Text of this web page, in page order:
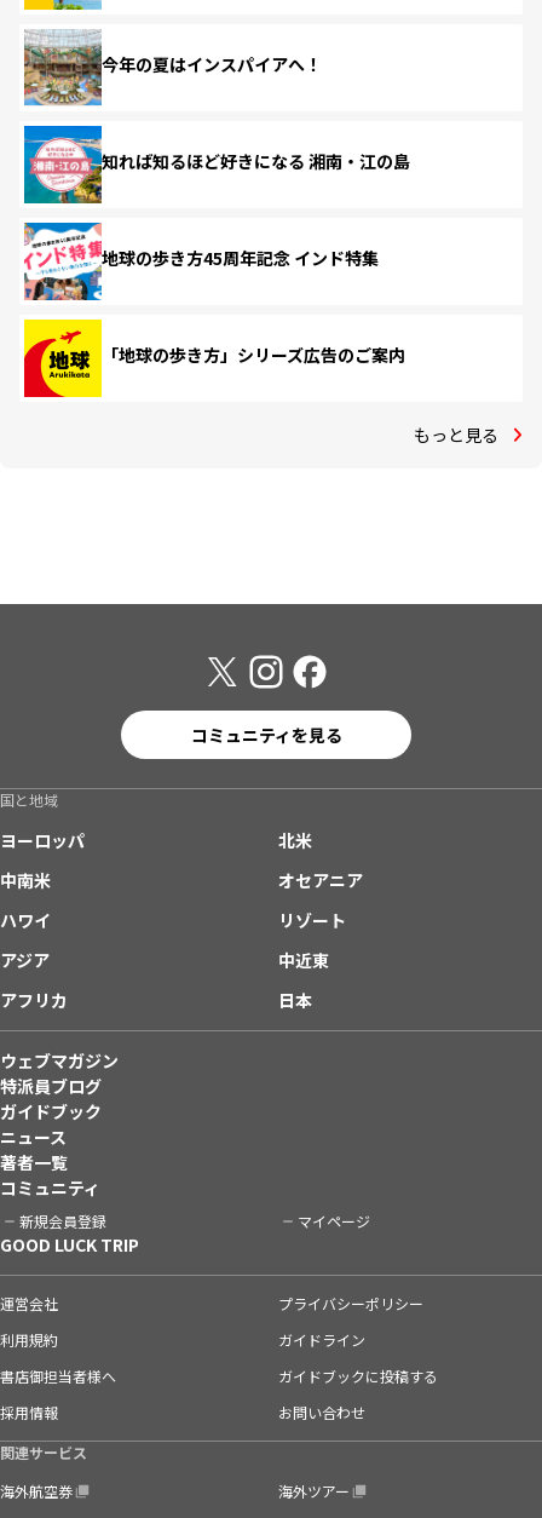
今年の夏はインスパイアへ！
知れば知るほど好きになる 湘南・江の島
地球の歩き方45周年記念 インド特集
「地球の歩き方」シリーズ広告のご案内
もっと見る
コミュニティを見る
国と地域
ヨーロッパ
北米
中南米
オセアニア
ハワイ
リゾート
アジア
中近東
アフリカ
日本
ウェブマガジン
特派員ブログ
ガイドブック
ニュース
著者一覧
コミュニティ
新規会員登録 マイページ
GOOD LUCK TRIP
運営会社
プライバシーポリシー
利用規約
ガイドライン
書店御担当者様へ
ガイドブックに投稿する
採用情報
お問い合わせ
関連サービス
海外航空券
海外ツアー